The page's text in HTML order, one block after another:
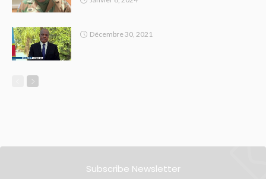
Décembre 30, 2021
Subscribe Newsletter